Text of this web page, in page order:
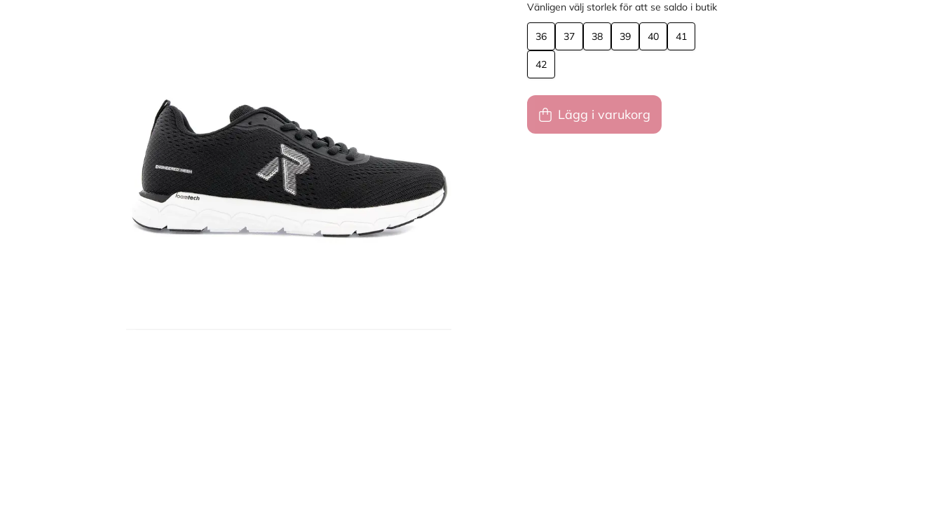
Vänligen välj storlek för att se saldo i butik
36 37 38 39 40 41
42
Lägg i varukorg